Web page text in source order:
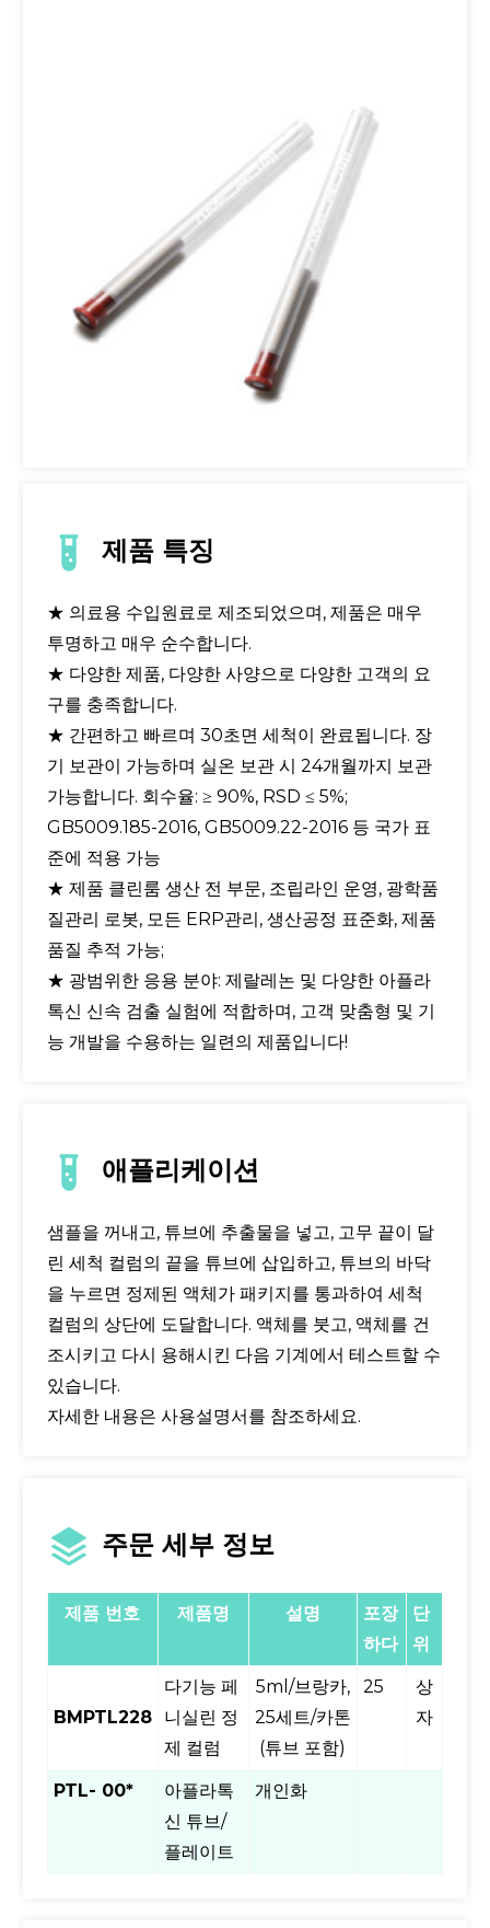
제품 특징
★ 의료용 수입원료로 제조되었으며, 제품은 매우
투명하고 매우 순수합니다.
★ 다양한 제품, 다양한 사양으로 다양한 고객의 요
구를 충족합니다.
★ 간편하고 빠르며 30초면 세척이 완료됩니다. 장
기 보관이 가능하며 실온 보관 시 24개월까지 보관
가능합니다. 회수율: ≥ 90%, RSD ≤ 5%;
GB5009.185-2016, GB5009.22-2016 등 국가 표
준에 적용 가능
★ 제품 클린룸 생산 전 부문, 조립라인 운영, 광학품
질관리 로봇, 모든 ERP관리, 생산공정 표준화, 제품
품질 추적 가능;
★ 광범위한 응용 분야: 제랄레논 및 다양한 아플라
톡신 신속 검출 실험에 적합하며, 고객 맞춤형 및 기
능 개발을 수용하는 일련의 제품입니다!
애플리케이션
샘플을 꺼내고, 튜브에 추출물을 넣고, 고무 끝이 달
린 세척 컬럼의 끝을 튜브에 삽입하고, 튜브의 바닥
을 누르면 정제된 액체가 패키지를 통과하여 세척
컬럼의 상단에 도달합니다. 액체를 붓고, 액체를 건
조시키고 다시 용해시킨 다음 기계에서 테스트할 수
있습니다.
자세한 내용은 사용설명서를 참조하세요.
주문 세부 정보
제품 번호 제품명 설명
포장
하다
단
위
BMPTL228
다기능 페
니실린 정
제 컬럼
5ml/브랑카,
25세트/카톤
(튜브 포함)
25
상
자
PTL- 00*
아플라톡
신 튜브/
플레이트
개인화